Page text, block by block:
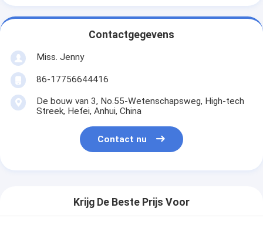
Contactgegevens
Miss. Jenny
86-17756644416
De bouw van 3, No.55-Wetenschapsweg, High-tech
Streek, Hefei, Anhui, China
Contact nu
Krijg De Beste Prijs Voor